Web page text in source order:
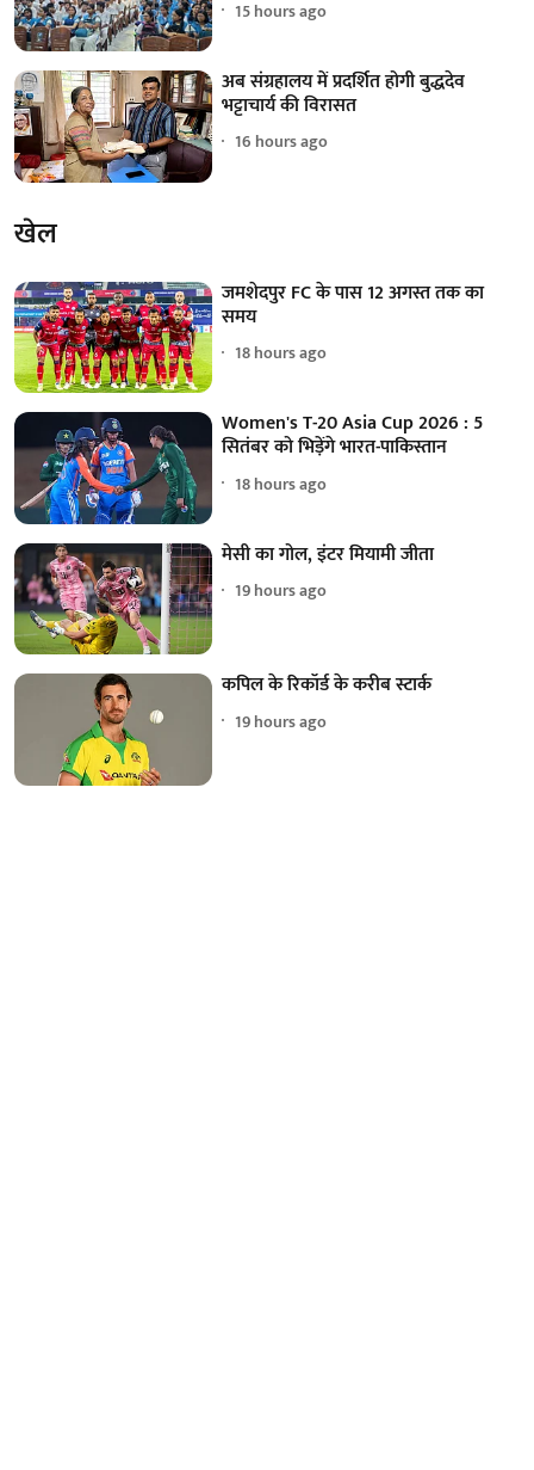
15 hours ago
अब संग्रहालय में प्रदर्शित होगी बुद्धदेव
भट्टाचार्य की विरासत
16 hours ago
खेल
जमशेदपुर FC के पास 12 अगस्त तक का
समय
18 hours ago
Women's T-20 Asia Cup 2026 : 5
सितंबर को भिड़ेंगे भारत-पाकिस्तान
18 hours ago
मेसी का गोल, इंटर मियामी जीता
19 hours ago
कपिल के रिकॉर्ड के करीब स्टार्क
19 hours ago